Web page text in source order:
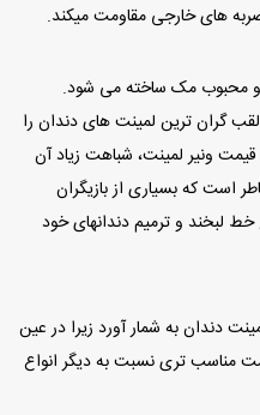
ضربه های خارجی مقاومت میکند.
و محبوب مک ساخته می شود.
گران ترین لمینت های دندان را
ونیر لمینت، شباهت زیاد آن
است که بسیاری از بازیگران
لبخند و ترمیم دندانهای خود
دندان به شمار آورد زیرا در عین
مناسب تری نسبت به دیگر انواع